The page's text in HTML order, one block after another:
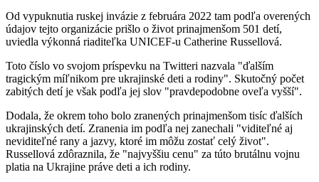
Od vypuknutia ruskej invázie z februára 2022 tam podľa overených
údajov tejto organizácie prišlo o život prinajmenšom 501 detí,
uviedla výkonná riaditeľka UNICEF-u Catherine Russellová.
Toto číslo vo svojom príspevku na Twitteri nazvala "ďalším
tragickým míľnikom pre ukrajinské deti a rodiny". Skutočný počet
zabitých detí je však podľa jej slov "pravdepodobne oveľa vyšší".
Dodala, že okrem toho bolo zranených prinajmenšom tisíc ďalších
ukrajinských detí. Zranenia im podľa nej zanechali "viditeľné aj
neviditeľné rany a jazvy, ktoré im môžu zostať celý život".
Russellová zdôraznila, že "najvyššiu cenu" za túto brutálnu vojnu
platia na Ukrajine práve deti a ich rodiny.